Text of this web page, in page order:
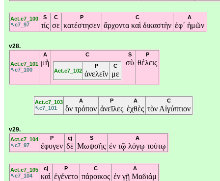
Act.c7_100
↖c7_97
S
τίς
C
σε
P
κατέστησεν
C
ἄρχοντα καὶ δικαστὴν
A
ἐφ᾽ ἡμῶν
v28.
Act.c7_101
↖c7_100
A
μὴ
C
Act.c7_102
P
ἀνελεῖν
C
με
S
σὺ
P
θέλεις
Act.c7_103
↖c7_101
A
ὃν τρόπον
P
ἀνεῖλες
A
ἐχθὲς
C
τὸν Αἰγύπτιον
v29.
Act.c7_104
↖c7_97
P
ἔφυγεν
cj
δὲ
S
Μωψσῆς
A
ἐν τῷ λόγῳ τούτῳ
Act.c7_105
↖c7_104
cj
καὶ
P
ἐγένετο
C
πάροικος
A
ἐν γῇ Μαδιάμ